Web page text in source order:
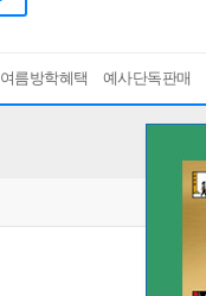
여름방학혜택 예사단독판매